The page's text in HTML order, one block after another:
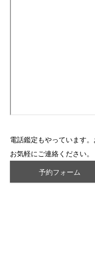
電話鑑定もやっています
お気軽にご連絡ください。
予約フォーム